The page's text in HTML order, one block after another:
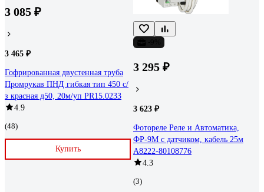
3 085 ₽
3 465 ₽
Гофрированная двустенная труба
Промрукав ПНД гибкая тип 450 с/
з красная д50, 20м/уп PR15.0233
4.9
(48)
Купить
3 295 ₽
3 623 ₽
Фотореле Реле и Автоматика,
ФР-9М с датчиком, кабель 25м
A8222-80108776
4.3
(3)